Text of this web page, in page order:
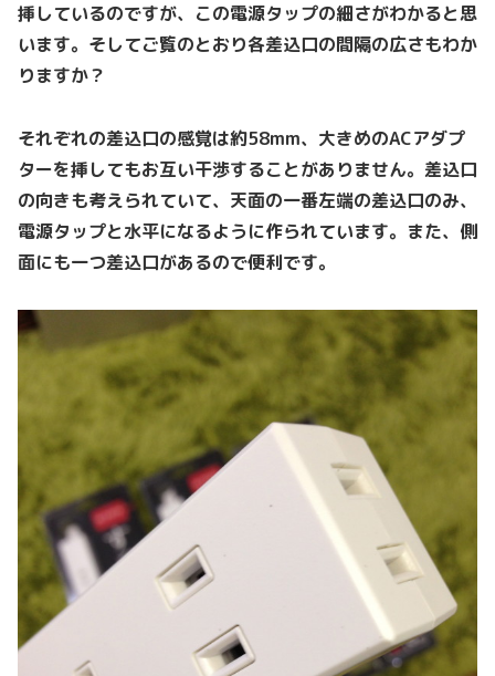
挿しているのですが、この電源タップの細さがわかると思
います。そしてご覧のとおり各差込口の間隔の広さもわか
りますか？
それぞれの差込口の感覚は約58mm、大きめのACアダプ
ターを挿してもお互い干渉することがありません。差込口
の向きも考えられていて、天面の一番左端の差込口のみ、
電源タップと水平になるように作られています。また、側
面にも一つ差込口があるので便利です。